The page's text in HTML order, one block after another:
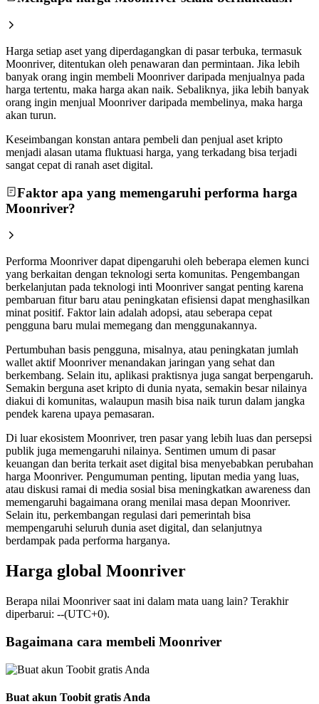
Harga setiap aset yang diperdagangkan di pasar terbuka, termasuk
Moonriver, ditentukan oleh penawaran dan permintaan. Jika lebih
banyak orang ingin membeli Moonriver daripada menjualnya pada
harga tertentu, maka harga akan naik. Sebaliknya, jika lebih banyak
orang ingin menjual Moonriver daripada membelinya, maka harga
akan turun.
Keseimbangan konstan antara pembeli dan penjual aset kripto
menjadi alasan utama fluktuasi harga, yang terkadang bisa terjadi
sangat cepat di ranah aset digital.
Faktor apa yang memengaruhi performa harga
Moonriver?
Performa Moonriver dapat dipengaruhi oleh beberapa elemen kunci
yang berkaitan dengan teknologi serta komunitas. Pengembangan
berkelanjutan pada teknologi inti Moonriver sangat penting karena
pembaruan fitur baru atau peningkatan efisiensi dapat menghasilkan
minat positif. Faktor lain adalah adopsi, atau seberapa cepat
pengguna baru mulai memegang dan menggunakannya.
Pertumbuhan basis pengguna, misalnya, atau peningkatan jumlah
wallet aktif Moonriver menandakan jaringan yang sehat dan
berkembang. Selain itu, aplikasi praktisnya juga sangat berpengaruh.
Semakin berguna aset kripto di dunia nyata, semakin besar nilainya
diakui di komunitas, walaupun masih bisa naik turun dalam jangka
pendek karena upaya pemasaran.
Di luar ekosistem Moonriver, tren pasar yang lebih luas dan persepsi
publik juga memengaruhi nilainya. Sentimen umum di pasar
keuangan dan berita terkait aset digital bisa menyebabkan perubahan
harga Moonriver. Pengumuman penting, liputan media yang luas,
atau diskusi ramai di media sosial bisa meningkatkan awareness dan
memengaruhi bagaimana orang menilai masa depan Moonriver.
Selain itu, perkembangan regulasi dari pemerintah bisa
mempengaruhi seluruh dunia aset digital, dan selanjutnya
berdampak pada performa harganya.
Harga global Moonriver
Berapa nilai Moonriver saat ini dalam mata uang lain? Terakhir
diperbarui: --(UTC+0).
Bagaimana cara membeli Moonriver
Buat akun Toobit gratis Anda